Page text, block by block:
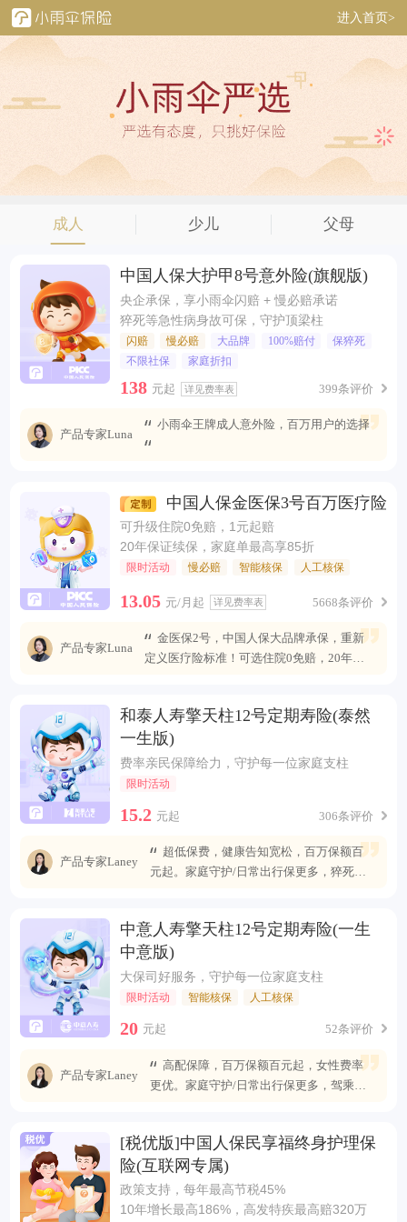
进入首页>
成人 少儿 父母
中国人保大护甲8号意外险(旗舰版)
央企承保，享小雨伞闪赔 + 慢必赔承诺
猝死等急性病身故可保，守护顶梁柱
闪赔 慢必赔 大品牌 100%赔付
保猝死
不限社保
家庭折扣
138 元起 详见费率表 399条评价
产品专家Luna
小雨伞王牌成人意外险，百万用户的选择
中国人保金医保3号百万医疗险
可升级住院0免赔，1元起赔
20年保证续保，家庭单最高享85折
限时活动 慢必赔 智能核保 人工核保
13.05 元/月起 详见费率表 5668条评价
产品专家Luna
金医保2号，中国人保大品牌承保，重新
定义医疗险标准！可选住院0免赔，20年安
和泰人寿擎天柱12号定期寿险(泰然
一生版)
费率亲民保障给力，守护每一位家庭支柱
限时活动
15.2 元起 306条评价
产品专家Laney
超低保费，健康告知宽松，百万保额百
元起。家庭守护/日常出行保更多，猝死可
中意人寿擎天柱12号定期寿险(一生
中意版)
大保司好服务，守护每一位家庭支柱
限时活动 智能核保 人工核保
20 元起 52条评价
产品专家Laney
高配保障，百万保额百元起，女性费率
更优。家庭守护/日常出行保更多，驾乘自
[税优版]中国人保民享福终身护理保
险(互联网专属)
政策支持，每年最高节税45%
10年增长最高186%，高发特疾最高赔320万